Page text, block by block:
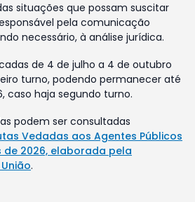
situações que possam suscitar
pela comunicação
necessário, à análise jurídica.
de 4 de julho a 4 de outubro
turno, podendo permanecer até
caso haja segundo turno.
podem ser consultadas
Vedadas aos Agentes Públicos
de 2026, elaborada pela
.